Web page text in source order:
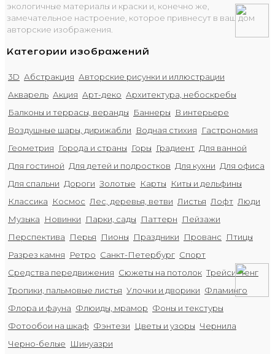
экологичные материалы и краски и, конечно же,
замечательное настроение, которое привнесут в ваш дом
авторские изображения.
Категории изображений
3D Абстракция Авторские рисунки и иллюстрации
Акварель Акция Арт-деко Архитектура, небоскребы
Балконы и террасы, веранды
Баннеры
В интерьере
Воздушные шары, дирижабли
Водная стихия
Гастрономия
Геометрия
Города и страны Горы Градиент Для ванной
Для гостиной Для детей и подростков Для кухни Для офиса
Для спальни Дороги Золотые Карты
Киты и дельфины
Классика
Космос Лес, деревья, ветви Листья Лофт Люди
Музыка
Новинки Парки, сады Паттерн
Пейзажи
Перспектива
Перья Пионы Праздники Прованс
Птицы
Разрез камня
Ретро Санкт-Петербург Спорт
Средства передвижения Сюжеты на потолок Трейси Ченг
Тропики, пальмовые листья Улочки и дворики Фламинго
Флора и фауна Флюиды, мрамор Фоны и текстуры
Фотообои на шкаф Фэнтези Цветы и узоры Чернила
Черно-белые
Шинуазри